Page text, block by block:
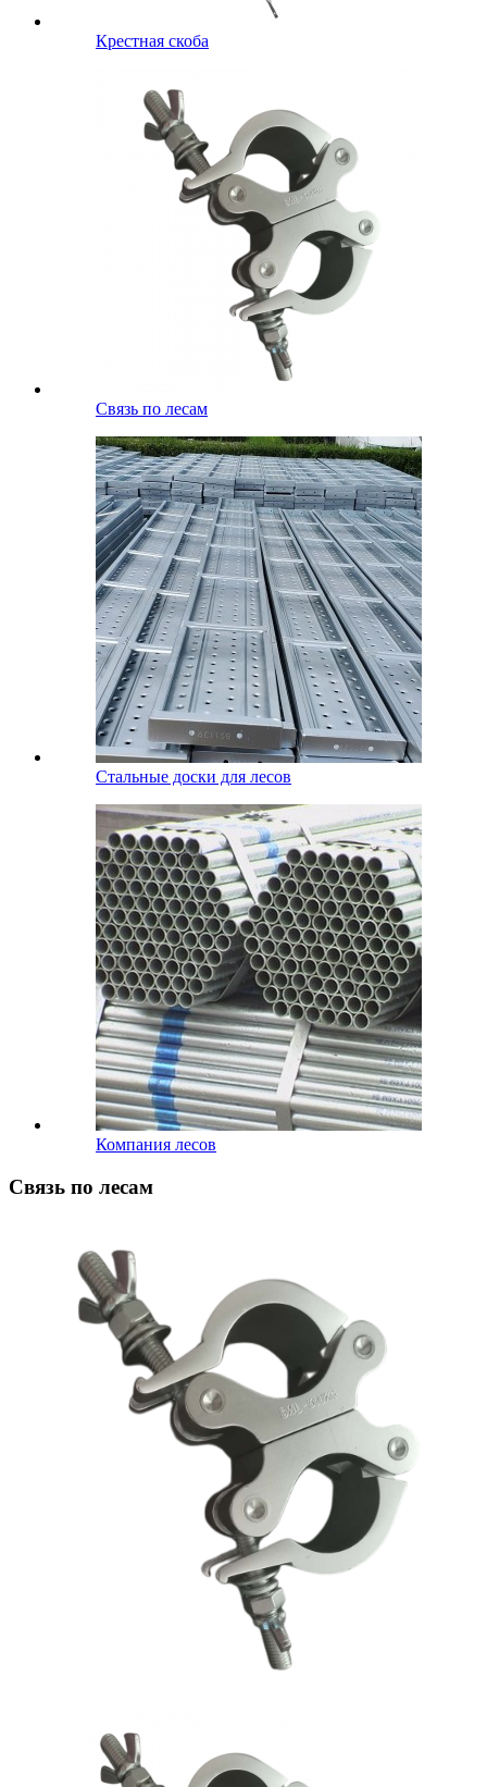
Крестная скоба
Связь по лесам
Стальные доски для лесов
Компания лесов
Связь по лесам